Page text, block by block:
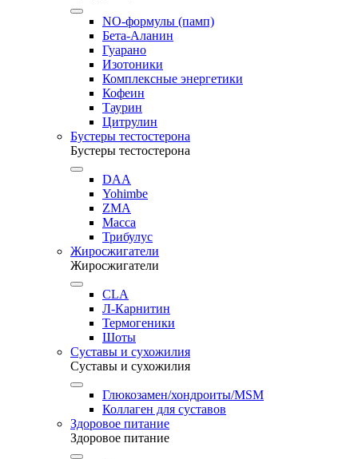
NO-формулы (памп)
Бета-Аланин
Гуарано
Изотоники
Комплексные энергетики
Кофеин
Таурин
Цитрулин
Бустеры тестостерона
Бустеры тестостерона
DAA
Yohimbe
ZMA
Масса
Трибулус
Жиросжигатели
Жиросжигатели
CLA
Л-Карнитин
Термогеники
Шоты
Суставы и сухожилия
Суставы и сухожилия
Глюкозамен/хондроиты/MSM
Коллаген для суставов
Здоровое питание
Здоровое питание